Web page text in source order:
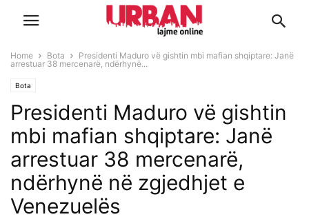
Home Bota
Presidenti Maduro vë gishtin mbi mafian shqiptare: Janë
arrestuar 38 mercenarë, ndërhynë...
Bota
Presidenti Maduro vë gishtin
mbi mafian shqiptare: Janë
arrestuar 38 mercenarë,
ndërhynë në zgjedhjet e
Venezuelës